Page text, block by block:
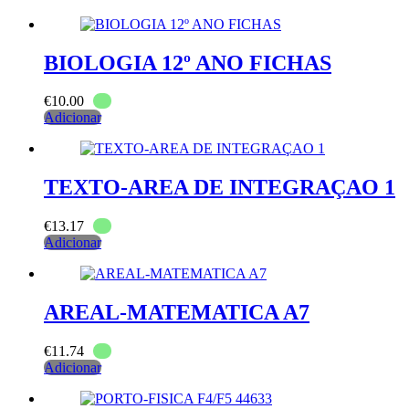
BIOLOGIA 12º ANO FICHAS
€10.00
Adicionar
TEXTO-AREA DE INTEGRAÇAO 1
€13.17
Adicionar
AREAL-MATEMATICA A7
€11.74
Adicionar